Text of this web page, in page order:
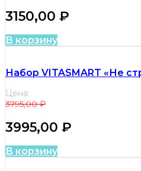
3150,00 ₽
В корзину
Набор VITASMART «Не
Цена:
3795,00₽
3995,00 ₽
В корзину